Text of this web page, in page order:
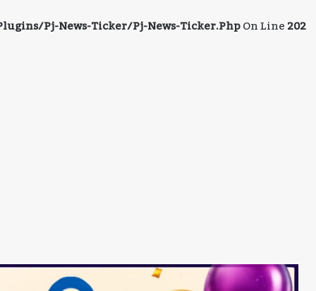
pj-News-Ticker/pj-News-Ticker.phpOn Line202